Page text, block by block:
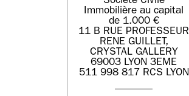
Immobilière au capital
de 1.000 €
11 B RUE PROFESSEUR
RENE GUILLET,
CRYSTAL GALLERY
69003 LYON 3EME
511 998 817 RCS LYON